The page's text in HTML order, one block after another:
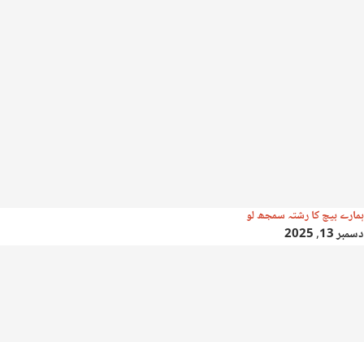
ہمارے بیچ کا رشتہ سمجھ لو
دسمبر 13, 2025